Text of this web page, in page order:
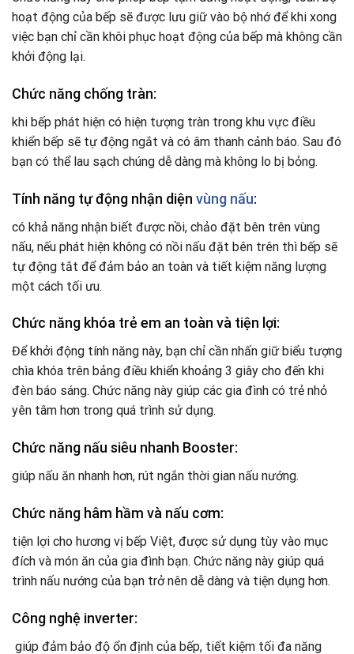
hoạt động của bếp sẽ được lưu giữ vào bộ nhớ để khi xong
việc bạn chỉ cần khôi phục hoạt động của bếp mà không cần
khởi động lại.
Chức năng chống tràn:
khi bếp phát hiện có hiện tượng tràn trong khu vực điều
khiển bếp sẽ tự động ngắt và có âm thanh cảnh báo. Sau đó
bạn có thể lau sạch chúng dễ dàng mà không lo bị bỏng.
Tính năng tự động nhận diện vùng nấu:
có khả năng nhận biết được nồi, chảo đặt bên trên vùng
nấu, nếu phát hiện không có nồi nấu đặt bên trên thì bếp sẽ
tự động tắt để đảm bảo an toàn và tiết kiệm năng lượng
một cách tối ưu.
Chức năng khóa trẻ em an toàn và tiện lợi:
Để khởi động tính năng này, bạn chỉ cần nhấn giữ biểu tượng
chìa khóa trên bảng điều khiển khoảng 3 giây cho đến khi
đèn báo sáng. Chức năng này giúp các gia đình có trẻ nhỏ
yên tâm hơn trong quá trình sử dụng.
Chức năng nấu siêu nhanh Booster:
giúp nấu ăn nhanh hơn, rút ngắn thời gian nấu nướng.
Chức năng hâm hầm và nấu cơm:
tiện lợi cho hương vị bếp Việt, được sử dụng tùy vào mục
đích và món ăn của gia đình bạn. Chức năng này giúp quá
trình nấu nướng của bạn trở nên dễ dàng và tiện dụng hơn.
Công nghệ inverter:
giúp đảm bảo độ ổn định của bếp, tiết kiệm tối đa năng